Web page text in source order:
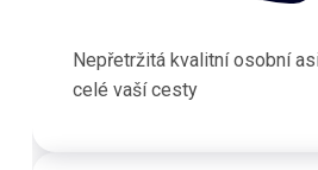
Nepřetržitá kvalitní osobní
celé vaší cesty